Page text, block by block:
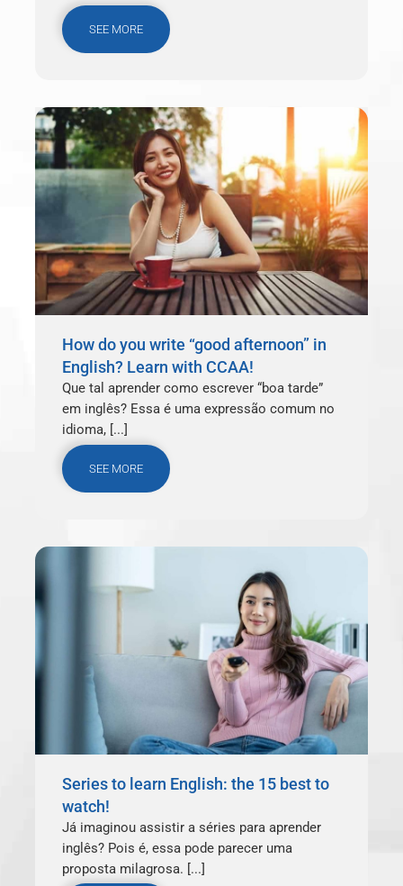
SEE MORE
How do you write “good afternoon” in
English? Learn with CCAA!
Que tal aprender como escrever “boa tarde”
em inglês? Essa é uma expressão comum no
idioma, [...]
SEE MORE
Series to learn English: the 15 best to
watch!
Já imaginou assistir a séries para aprender
inglês? Pois é, essa pode parecer uma
proposta milagrosa. [...]